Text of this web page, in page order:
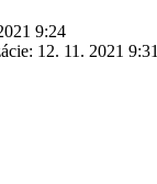
9:24
12. 11. 2021 9:31